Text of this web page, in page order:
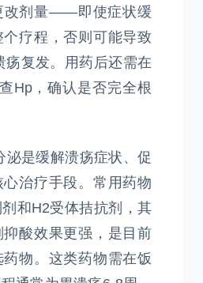
改剂量——即使症状缓
疗程，否则可能导致
疡复发。用药后还需在
Hp，确认是否完全根
是缓解溃疡症状、促
治疗手段。常用药物
和H2受体拮抗剂，其
酸效果更强，是目前
物。这类药物需在饭